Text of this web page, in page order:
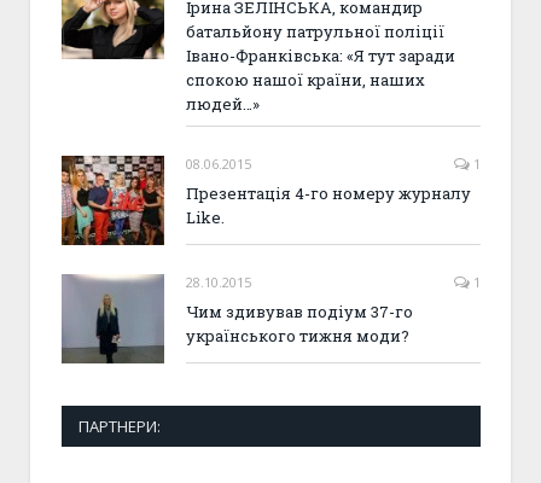
Ірина ЗЕЛІНСЬКА, командир
батальйону патрульної поліції
Івано-Франківська: «Я тут заради
спокою нашої країни, наших
людей…»
08.06.2015 1
Презентація 4-го номеру журналу
Like.
28.10.2015 1
Чим здивував подіум 37-го
українського тижня моди?
ПАРТНЕРИ: